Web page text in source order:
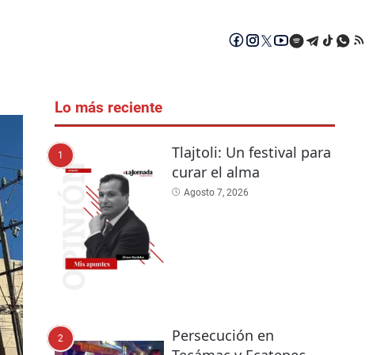
Lo más reciente
1
Tlajtoli: Un festival para
curar el alma
Agosto 7, 2026
2
Persecución en